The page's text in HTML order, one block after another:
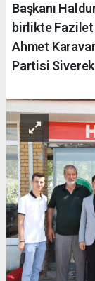
Başkanı
birlikte
Ahmet
Partisi Siverek